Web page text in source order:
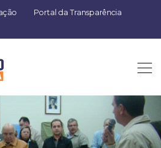
Portal da Transparência